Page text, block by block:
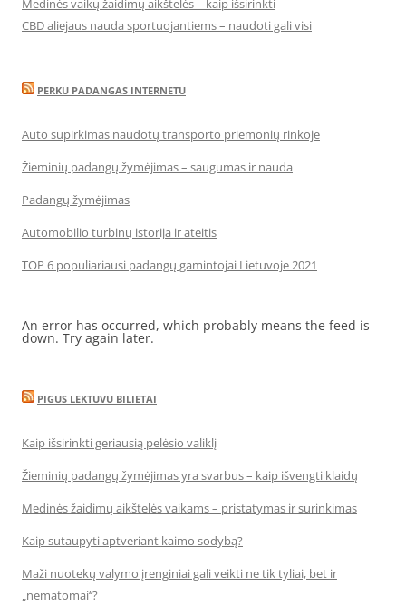
Medinės vaikų žaidimų aikštelės – kaip išsirinkti
CBD aliejaus nauda sportuojantiems – naudoti gali visi
PERKU PADANGAS INTERNETU
Auto supirkimas naudotų transporto priemonių rinkoje
Žieminių padangų žymėjimas – saugumas ir nauda
Padangų žymėjimas
Automobilio turbinų istorija ir ateitis
TOP 6 populiariausi padangų gamintojai Lietuvoje 2021
An error has occurred, which probably means the feed is
down. Try again later.
PIGUS LEKTUVU BILIETAI
Kaip išsirinkti geriausią pelėsio valiklį
Žieminių padangų žymėjimas yra svarbus – kaip išvengti klaidų
Medinės žaidimų aikštelės vaikams – pristatymas ir surinkimas
Kaip sutaupyti aptveriant kaimo sodybą?
Maži nuotekų valymo įrenginiai gali veikti ne tik tyliai, bet ir
„nematomai‘‘?